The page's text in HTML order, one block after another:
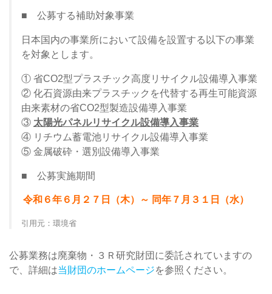
■ 公募する補助対象事業
日本国内の事業所において設備を設置する以下の事業
を対象とします。
① 省CO2型プラスチック高度リサイクル設備導入事業
② 化石資源由来プラスチックを代替する再生可能資源
由来素材の省CO2型製造設備導入事業
③ 太陽光パネルリサイクル設備導入事業
④ リチウム蓄電池リサイクル設備導入事業
⑤ 金属破砕・選別設備導入事業
■ 公募実施期間
令和６年６月２７日（木）～ 同年７月３１日（水）
引用元：環境省
公募業務は廃棄物・３Ｒ研究財団に委託されていますの
で、詳細は当財団のホームページを参照ください。